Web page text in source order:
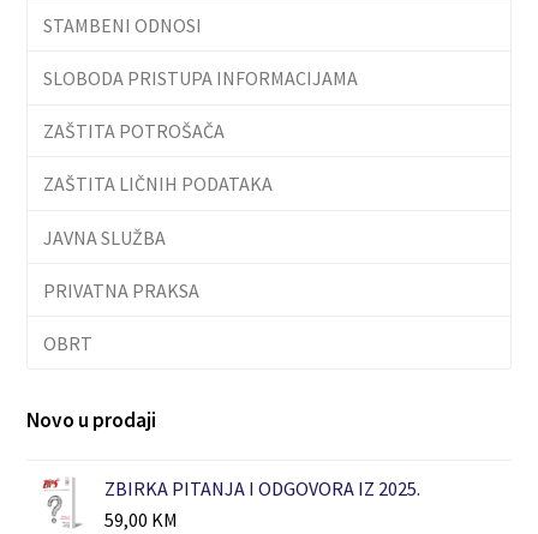
STAMBENI ODNOSI
SLOBODA PRISTUPA INFORMACIJAMA
ZAŠTITA POTROŠAČA
ZAŠTITA LIČNIH PODATAKA
JAVNA SLUŽBA
PRIVATNA PRAKSA
OBRT
Novo u prodaji
ZBIRKA PITANJA I ODGOVORA IZ 2025.
59,00 KM